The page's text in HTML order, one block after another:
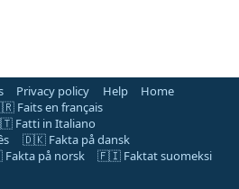
Privacy policy Help
Home
Faits en français
Fatti in Italiano
🇩🇰 Fakta på dansk
på norsk
🇫🇮 Faktat suomeksi